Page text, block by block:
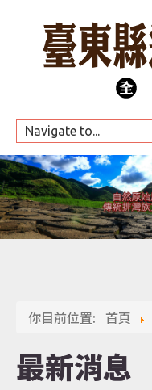
HOME
公所團隊
代表會
你目前位置: 首頁
最新消息